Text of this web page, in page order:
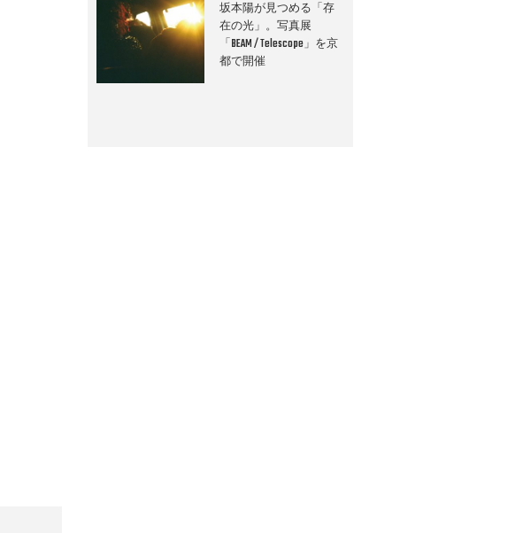
坂本陽が見つめる「存
在の光」。写真展
「BEAM / Telescope」を京
都で開催